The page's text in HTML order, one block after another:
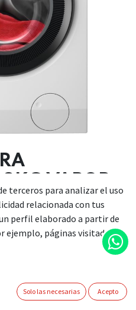
terceros para analizar el uso
relacionada con tus
perfil elaborado a partir de
ejemplo, páginas visitadas).
Solo las necesarias Acepto